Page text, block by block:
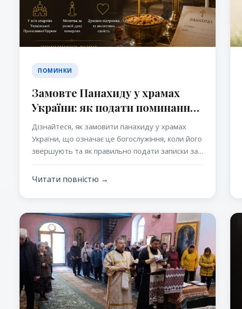
ПОМИНКИ
Замовте Панахиду у храмах
України: як подати поминання
та що потрібно знати вірянам
Дізнайтеся, як замовити панахиду у храмах
України, що означає це богослужіння, коли його
звершують та як правильно подати записки за
молитви та духовний сенс поминання.
Читати повністю →